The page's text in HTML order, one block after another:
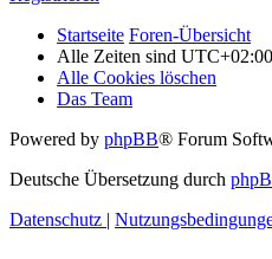
Startseite Foren-Übersicht
Alle Zeiten sind UTC+02:00
Alle Cookies löschen
Das Team
Powered by phpBB® Forum
Deutsche Übersetzung durch
Datenschutz |